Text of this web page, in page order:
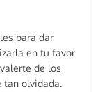
para dar
en tu favor
de los
tan olvidada.